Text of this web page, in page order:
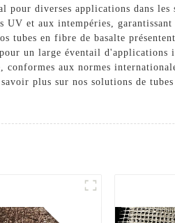
diverses applications dans les
et aux intempéries,
tubes en fibre de basalte
un large éventail d'applications
aux normes
plus sur nos solutions de